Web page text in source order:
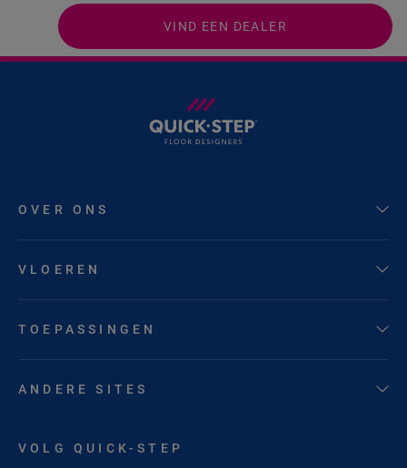
VIND EEN DEALER
OVER ONS
VLOEREN
TOEPASSINGEN
ANDERE SITES
VOLG QUICK-STEP